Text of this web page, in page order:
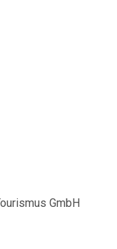
GmbH